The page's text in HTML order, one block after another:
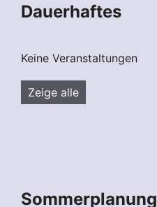
Dauerhaftes
Keine Veranstaltungen
Zeige alle
Sommerplanung